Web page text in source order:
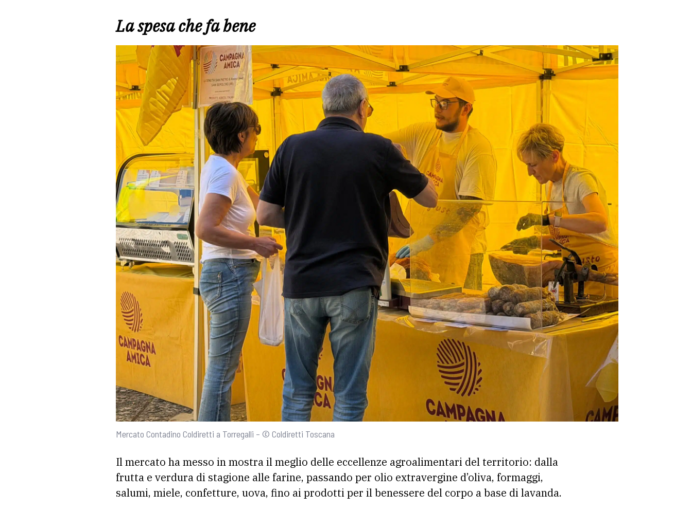
La spesa che fa bene
Mercato Contadino Coldiretti a Torregalli – © Coldiretti Toscana
Il mercato ha messo in mostra il meglio delle eccellenze agroalimentari del territorio: dalla
frutta e verdura di stagione alle farine, passando per olio extravergine d’oliva, formaggi,
salumi, miele, confetture, uova, fino ai prodotti per il benessere del corpo a base di lavanda.